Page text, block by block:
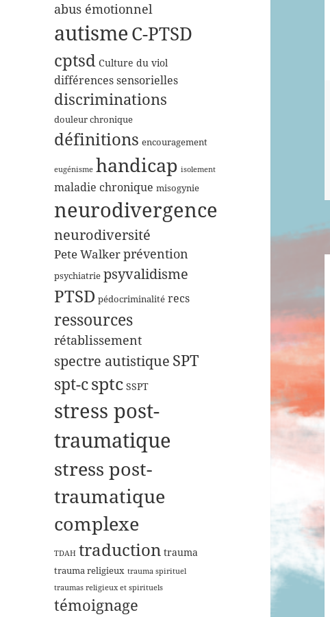
abus émotionnel
autismeC-PTSD
cptsd Culture du viol
différences sensorielles
discriminations
douleur chronique
définitions encouragement
eugénisme handicap isolement
maladie chronique misogynie
neurodivergence
neurodiversité
Pete Walkerprévention
psychiatrie psyvalidisme
PTSD pédocriminalité recs
ressources
rétablissement
spectre autistique SPT
spt-csptc SSPT
stress post-
traumatique
stress post-
traumatique
complexe
TDAH traduction trauma
trauma religieux trauma spirituel
traumas religieux et spirituels
témoignage